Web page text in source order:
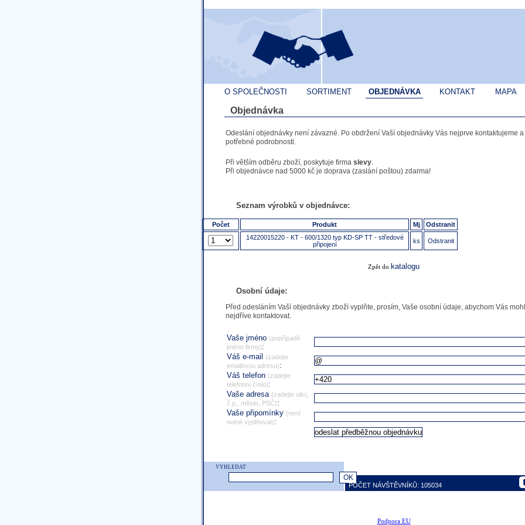
O SPOLEČNOSTI SORTIMENT OBJEDNÁVKA KONTAKT MAPA
Objednávka
Odeslání objednávky není závazné. Po obdržení Vaší objednávky Vás nejprve kontaktujeme
potřebné podrobnosti.
Při větším odběru zboží, poskytuje firma slevy.
Při objednávce nad 5000 kč je doprava (zaslání poštou) zdarma!
Seznam výrobků v objednávce:
Počet Produkt Mj
Odstranit
14220015220 - KT - 600/1320 typ KD-SP TT - středové
připojení
ks Odstranit
Zpět do katalogu
Osobní údaje:
Před odesláním Vaší objednávky zboží vyplňte, prosím, Vaše osobní údaje, abychom Vás
nejdříve kontaktovat.
Vaše jméno (popřípadě
jméno firmy):
Váš e-mail
(zadejte
emailovou adresu):
Váš telefon (zadejte
telefonní číslo):
Vaše adresa (zadejte ulici,
č.p., město, PSČ):
Vaše připomínky (není
nutné vyplňovat):
VYHLEDAT
POČET NÁVŠTĚVNÍKŮ: 105034
Podpora EU